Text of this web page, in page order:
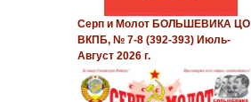
Серп и Молот БОЛЬШЕВИКА ЦО
ВКПБ, № 7-8 (392-393) Июль-
Август 2026 г.